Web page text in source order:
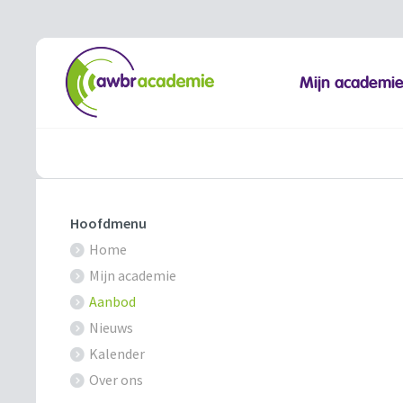
Mijn
Hoofdmenu
Home
Mijn academie
Aanbod
Nieuws
Kalender
Over ons